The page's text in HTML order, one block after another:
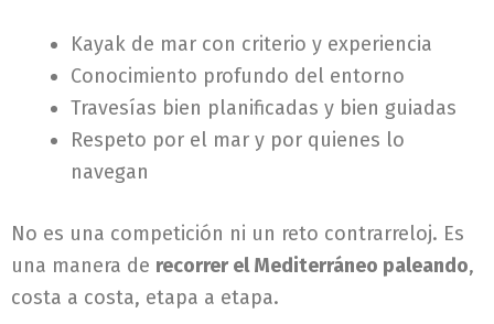
Kayak de mar con criterio y experiencia
Conocimiento profundo del entorno
Travesías bien planificadas y bien guiadas
Respeto por el mar y por quienes lo
navegan
No es una competición ni un reto contrarreloj. Es
una manera de recorrer el Mediterráneo paleando,
costa a costa, etapa a etapa.